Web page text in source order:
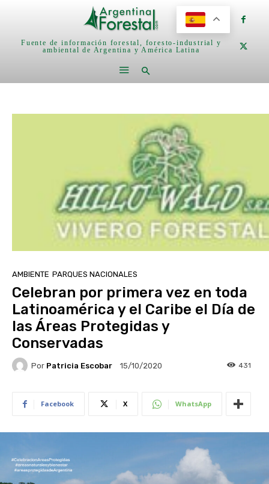
Fuente de información forestal, foresto-industrial y
ambiental de Argentina y América Latina
AMBIENTE PARQUES NACIONALES
Celebran por primera vez en toda
Latinoamérica y el Caribe el Día de
las Áreas Protegidas y
Conservadas
Por Patricia Escobar 15/10/2020 431
Facebook X WhatsApp